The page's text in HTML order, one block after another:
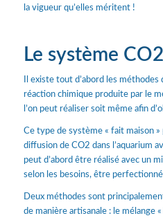
la vigueur qu’elles méritent !
Le système
Il existe tout d’abord les méthodes
réaction chimique produite par le
l’on peut réaliser soit même afin
Ce type de système « fait maison »
diffusion de CO2 dans l’aquarium
peut d’abord être réalisé avec un
selon les besoins, être
Deux méthodes sont
de manière artisanale : le mélange